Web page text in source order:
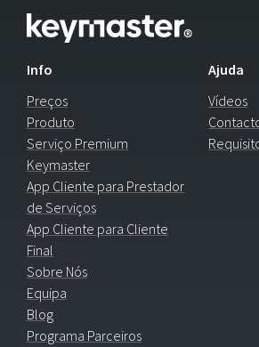
Info
Preços
Produto
Serviço Premium
Keymaster
App Cliente para Prestador
de Serviços
App Cliente para Cliente
Final
Sobre Nós
Equipa
Blog
Programa Parceiros
Ajuda
Vídeos